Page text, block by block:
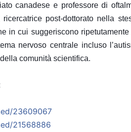
canadese e professore di
post-dottorato nella
in cui suggeriscono
nervoso centrale incluso
comunità scientifica.
23609067
21568886